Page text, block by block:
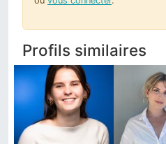
Profils similaires